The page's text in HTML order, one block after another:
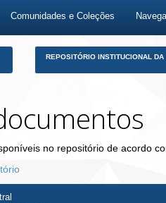
Comunidades e Coleções
REPOSITÓRIO INSTITUCIONAL DA
no repositório de acordo